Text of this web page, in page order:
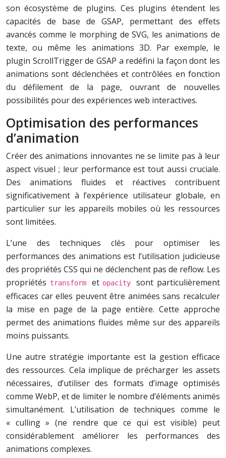
son écosystème de plugins. Ces plugins étendent les
capacités de base de GSAP, permettant des effets
avancés comme le morphing de SVG, les animations de
texte, ou même les animations 3D. Par exemple, le
plugin ScrollTrigger de GSAP a redéfini la façon dont les
animations sont déclenchées et contrôlées en fonction
du défilement de la page, ouvrant de nouvelles
possibilités pour des expériences web interactives.
Optimisation des performances
d’animation
Créer des animations innovantes ne se limite pas à leur
aspect visuel ; leur performance est tout aussi cruciale.
Des animations fluides et réactives contribuent
significativement à l’expérience utilisateur globale, en
particulier sur les appareils mobiles où les ressources
sont limitées.
L’une des techniques clés pour optimiser les
performances des animations est l’utilisation judicieuse
des propriétés CSS qui ne déclenchent pas de reflow. Les
propriétés transform et opacitysont particulièrement
efficaces car elles peuvent être animées sans recalculer
la mise en page de la page entière. Cette approche
permet des animations fluides même sur des appareils
moins puissants.
Une autre stratégie importante est la gestion efficace
des ressources. Cela implique de précharger les assets
nécessaires, d’utiliser des formats d’image optimisés
comme WebP, et de limiter le nombre d’éléments animés
simultanément. L’utilisation de techniques comme le
« culling » (ne rendre que ce qui est visible) peut
considérablement améliorer les performances des
animations complexes.